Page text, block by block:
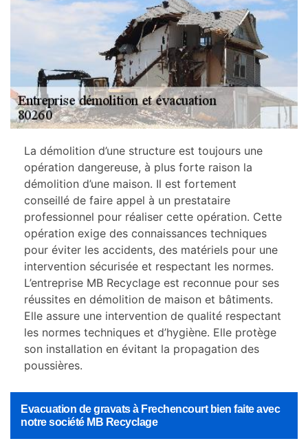
Evacuation de gravats à Frechencourt bien faite avec
notre société MB Recyclage
La démolition d’une structure est toujours une
opération dangereuse, à plus forte raison la
démolition d’une maison. Il est fortement
conseillé de faire appel à un prestataire
professionnel pour réaliser cette opération. Cette
opération exige des connaissances techniques
pour éviter les accidents, des matériels pour une
intervention sécurisée et respectant les normes.
L’entreprise MB Recyclage est reconnue pour ses
réussites en démolition de maison et bâtiments.
Elle assure une intervention de qualité respectant
les normes techniques et d’hygiène. Elle protège
son installation en évitant la propagation des
poussières.